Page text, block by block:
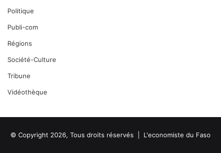
Politique
Publi-com
Régions
Société-Culture
Tribune
Vidéothèque
© Copyright 2026, Tous droits réservés | L'economiste du Faso